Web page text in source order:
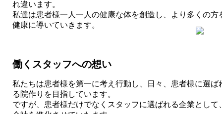
れ違います。
私達は患者様一人一人の健康な体を創造し、より多くの方
健康に導いていきます。
働くスタッフへの想い
私たちは患者様を第一に考え行動し、日々、患者様に選ば
る院作りを目指しています。
ですが、患者様だけでなくスタッフに選ばれる企業として